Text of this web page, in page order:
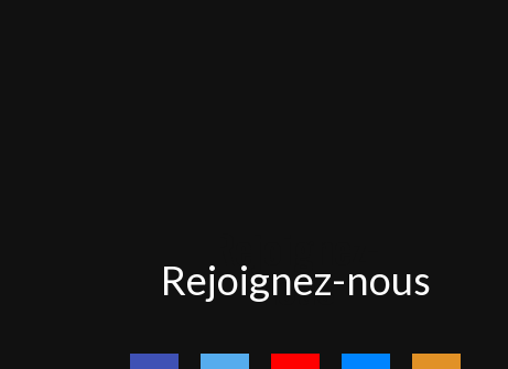
nous
Rejoignez-nous